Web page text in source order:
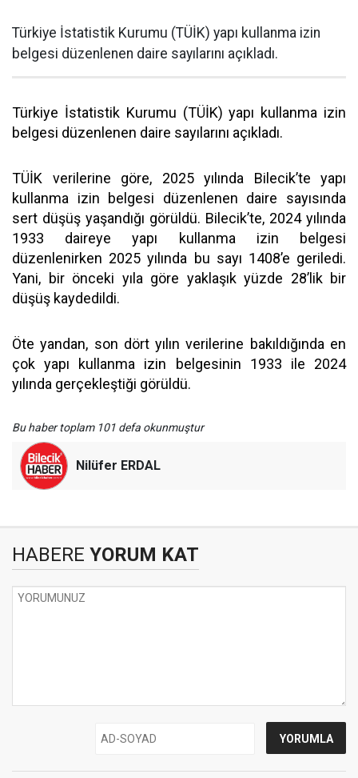
Türkiye İstatistik Kurumu (TÜİK) yapı kullanma izin
belgesi düzenlenen daire sayılarını açıkladı.
Türkiye İstatistik Kurumu (TÜİK) yapı kullanma izin
belgesi düzenlenen daire sayılarını açıkladı.
TÜİK verilerine göre, 2025 yılında Bilecik’te yapı
kullanma izin belgesi düzenlenen daire sayısında
sert düşüş yaşandığı görüldü. Bilecik’te, 2024 yılında
1933 daireye yapı kullanma izin belgesi
düzenlenirken 2025 yılında bu sayı 1408’e geriledi.
Yani, bir önceki yıla göre yaklaşık yüzde 28’lik bir
düşüş kaydedildi.
Öte yandan, son dört yılın verilerine bakıldığında en
çok yapı kullanma izin belgesinin 1933 ile 2024
yılında gerçekleştiği görüldü.
Bu haber toplam 101 defa okunmuştur
Nilüfer ERDAL
HABERE YORUM KAT